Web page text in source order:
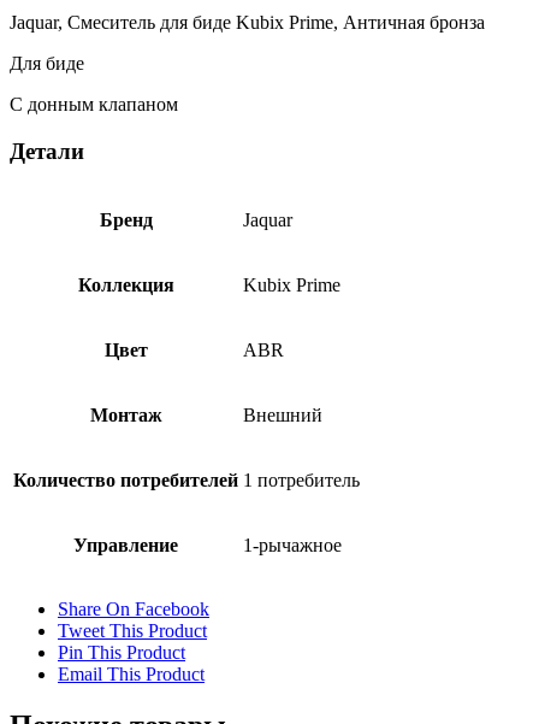
KUP-
ABR-
35213BPM
Jaquar, Смеситель для биде Kubix Prime, Античная бронза
Для биде
С донным клапаном
Детали
Бренд Jaquar
Коллекция Kubix Prime
Цвет ABR
Монтаж Внешний
Количество потребителей 1 потребитель
Управление 1-рычажное
Share On Facebook
Tweet This Product
Pin This Product
Email This Product